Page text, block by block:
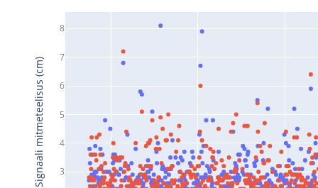
3
4
5
6
7
8
Signaali mitmeteelisus (cm)